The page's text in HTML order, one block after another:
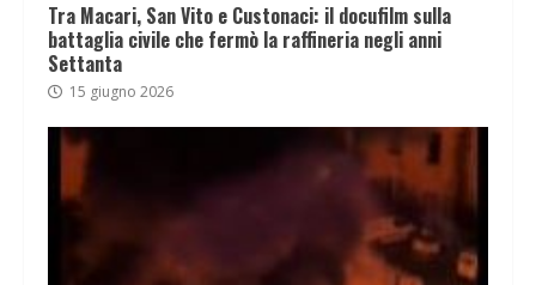
Tra Macari, San Vito e Custonaci: il docufilm sulla
battaglia civile che fermò la raffineria negli anni
Settanta
15 giugno 2026